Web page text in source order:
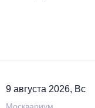
9 августа 2026, Вс